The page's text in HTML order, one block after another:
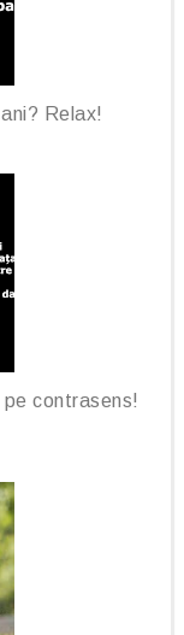
Relax!
contrasens!